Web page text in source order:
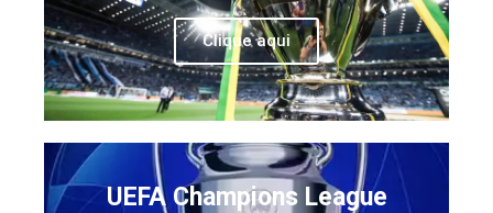
Clique aqui
UEFA Champions League